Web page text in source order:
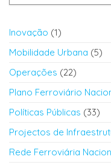
Inovação (1)
Mobilidade Urbana (5)
Operações (22)
Plano Ferroviário
Políticas Públicas (33)
Projectos de
Rede Ferroviária